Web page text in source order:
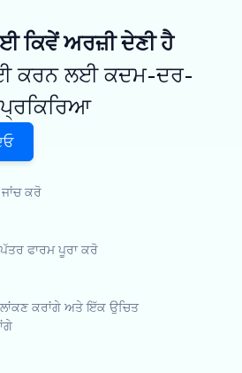
ਕਿਵੇਂ ਅਰਜ਼ੀ ਦੇਣੀ ਹੈ
ਕਰਨ ਲਈ ਕਦਮ-ਦਰ-
ਕਰੋ
ਫਾਰਮ ਪੂਰਾ ਕਰੋ
ਕਰਾਂਗੇ ਅਤੇ ਇੱਕ ਉਚਿਤ